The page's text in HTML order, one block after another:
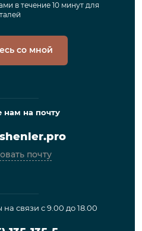
в течение 10 минут для
со мной
нам на почту
почту
связи с 9.00 до 18.00